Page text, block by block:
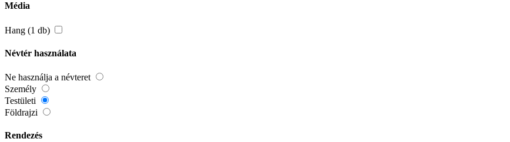
Média
Hang (1 db)
Névtér használata
Ne használja a névteret
Személy
Testületi
Földrajzi
Rendezés